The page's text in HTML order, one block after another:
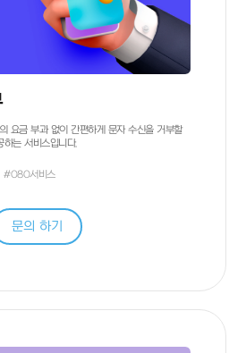
요금 부과 없이 간편하게 문자 수신을 거부할
는 서비스입니다.
#080서비스
문의 하기